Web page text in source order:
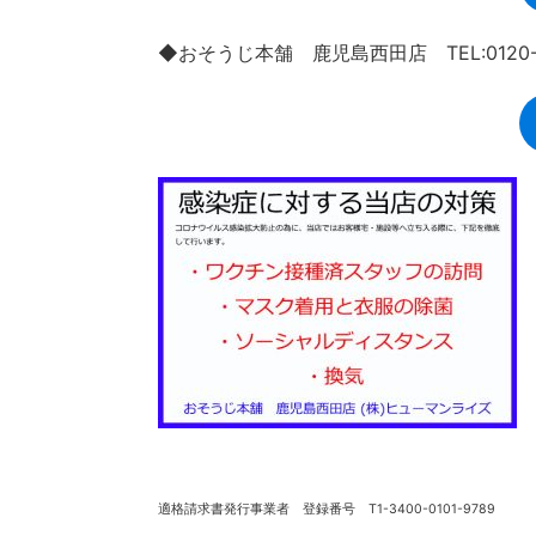
◆おそうじ本舗 鹿児島西田店
適格請求書発行事業者 登録番号 T1-3400-0101-9789